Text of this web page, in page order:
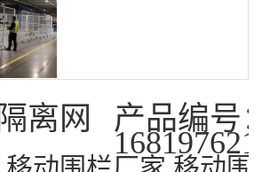
隔离网 产品编号